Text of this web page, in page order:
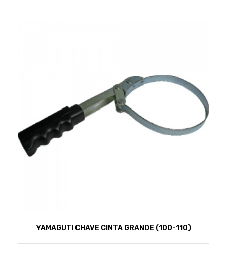
YAMAGUTI CHAVE CINTA GRANDE (100-110)